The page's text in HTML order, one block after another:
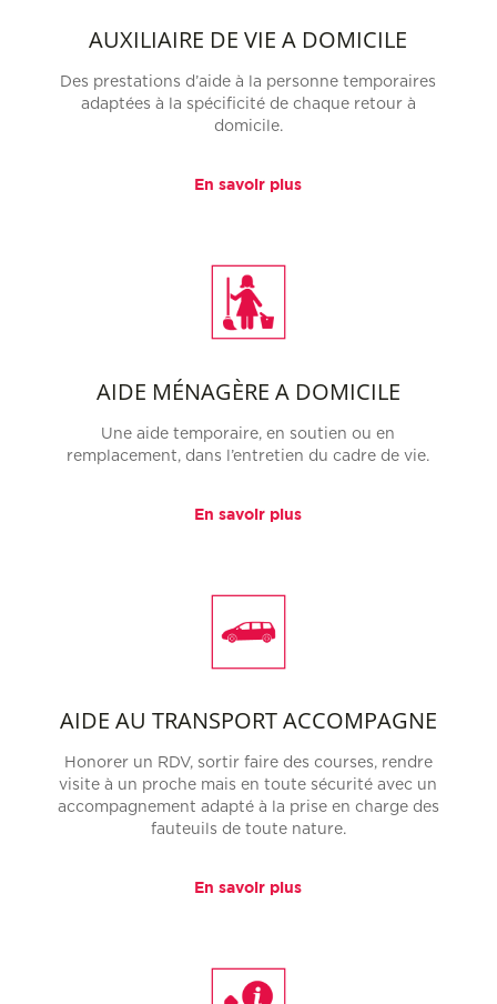
AUXILIAIRE DE VIE A DOMICILE
Des prestations d’aide à la personne temporaires
adaptées à la spécificité de chaque retour à
domicile.
En savoir plus
AIDE MÉNAGÈRE A DOMICILE
Une aide temporaire, en soutien ou en
remplacement, dans l’entretien du cadre de vie.
En savoir plus
AIDE AU TRANSPORT ACCOMPAGNE
Honorer un RDV, sortir faire des courses, rendre
visite à un proche mais en toute sécurité avec un
accompagnement adapté à la prise en charge des
fauteuils de toute nature.
En savoir plus